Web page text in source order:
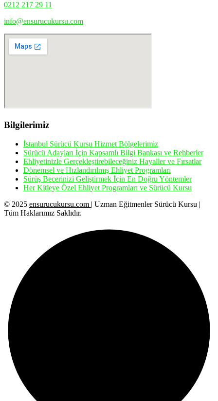
0212 217 29 11
info@ensurucukursu.com
Bilgilerimiz
İstanbul Sürücü Kursu Hizmet Bölgelerimiz
Sürücü Adayları İçin Kapsamlı Bilgi Bankası ve Rehberler
Ehliyetinizle Gerçekleştirebileceğiniz Hayaller ve Fırsatlar
Dönemsel ve Hızlandırılmış Ehliyet Programları
Sürüş Becerinizi Geliştirmek İçin En Doğru Yöntemler
Her Kitleye Özel Ehliyet Programları ve Sürücü Kursu
© 2025 ensurucukursu.com | Uzman Eğitmenler Sürücü Kursu |
Tüm Haklarımız Saklıdır.